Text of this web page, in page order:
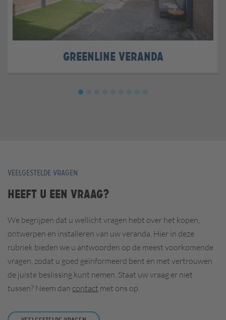
Greenline veranda
VEELGESTELDE VRAGEN
Heeft u een vraag?
We begrijpen dat u wellicht vragen hebt over het kopen,
ontwerpen en installeren van uw veranda. Hier in deze
rubriek bieden we u antwoorden op de meest voorkomende
vragen, zodat u goed geïnformeerd bent en met vertrouwen
de juiste beslissing kunt nemen. Staat uw vraag er niet
tussen? Neem dan contact met ons op.